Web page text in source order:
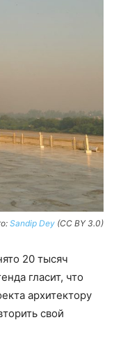
Sandip Dey (CC BY 3.0)
20 тысяч
гласит, что
архитектору
свой